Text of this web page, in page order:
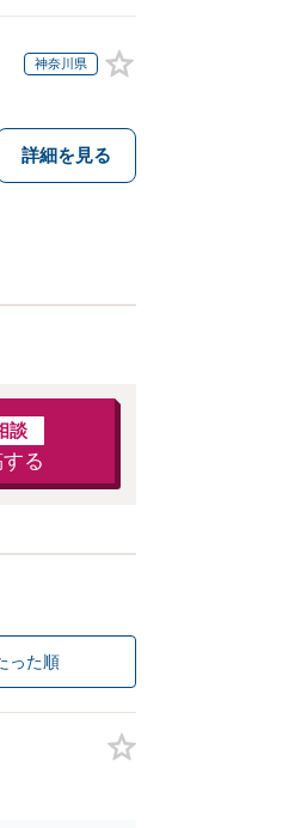
神奈川県
詳細を見る
談
る
った順